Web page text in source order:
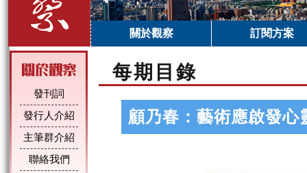
關於觀察 訂閱方案
發刊詞
發行人介紹
主筆群介紹
聯絡我們
每期目錄
顧乃春：藝術應啟發心